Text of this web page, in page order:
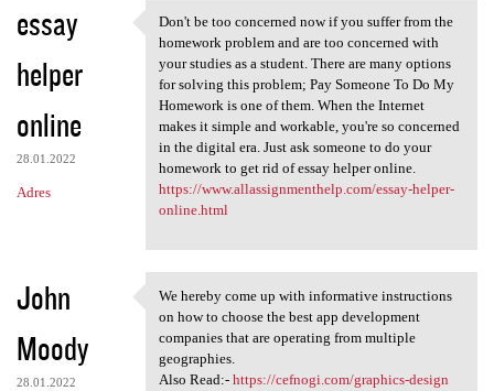
essay
helper
online
28.01.2022
Adres
Don't be too concerned now if
Don't be too concerned now if you suffer from the
homework problem and are too concerned with
your studies as a student. There are many options
for solving this problem; Pay Someone To Do My
Homework is one of them. When the Internet
makes it simple and workable, you're so concerned
in the digital era. Just ask someone to do your
homework to get rid of essay helper online.
https://www.allassignmenthelp.com/essay-helper-
online.html
John
Moody
28.01.2022
We hereby come up with
We hereby come up with informative instructions
on how to choose the best app development
companies that are operating from multiple
geographies.
Also Read:- https://cefnogi.com/graphics-design